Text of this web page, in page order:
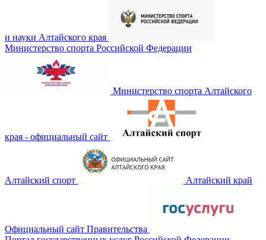
и науки Алтайского края
Министерство спорта Российской Федерации
Министерство спорта Алтайского
края - официальный сайт
Алтайский спорт Алтайский край
Официальный сайт Правительства